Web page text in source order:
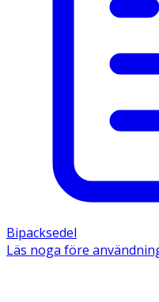
Bipacksedel
Läs noga före